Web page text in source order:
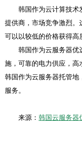
韩国作为云计算技术
提供商，市场竞争激烈。
可以以较低的价格获得高
韩国作为云服务器优
施，可靠的电力供应，
韩国作为云服务器托管
服务。
来源： 韩国云服务器